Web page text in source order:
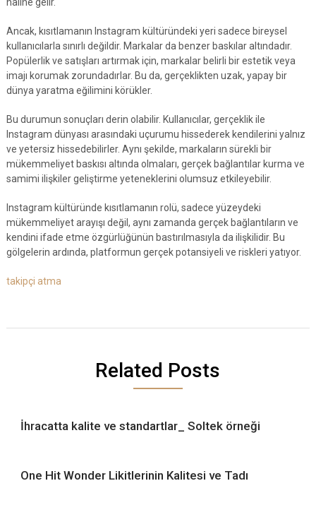
Ancak, kısıtlamanın Instagram kültüründeki yeri sadece bireysel
kullanıcılarla sınırlı değildir. Markalar da benzer baskılar altındadır.
Popülerlik ve satışları artırmak için, markalar belirli bir estetik veya
imajı korumak zorundadırlar. Bu da, gerçeklikten uzak, yapay bir
dünya yaratma eğilimini körükler.
Bu durumun sonuçları derin olabilir. Kullanıcılar, gerçeklik ile
Instagram dünyası arasındaki uçurumu hissederek kendilerini yalnız
ve yetersiz hissedebilirler. Aynı şekilde, markaların sürekli bir
mükemmeliyet baskısı altında olmaları, gerçek bağlantılar kurma ve
samimi ilişkiler geliştirme yeteneklerini olumsuz etkileyebilir.
Instagram kültüründe kısıtlamanın rolü, sadece yüzeydeki
mükemmeliyet arayışı değil, aynı zamanda gerçek bağlantıların ve
kendini ifade etme özgürlüğünün bastırılmasıyla da ilişkilidir. Bu
gölgelerin ardında, platformun gerçek potansiyeli ve riskleri yatıyor.
takipçi atma
Related Posts
İhracatta kalite ve standartlar_ Soltek örneği
One Hit Wonder Likitlerinin Kalitesi ve Tadı